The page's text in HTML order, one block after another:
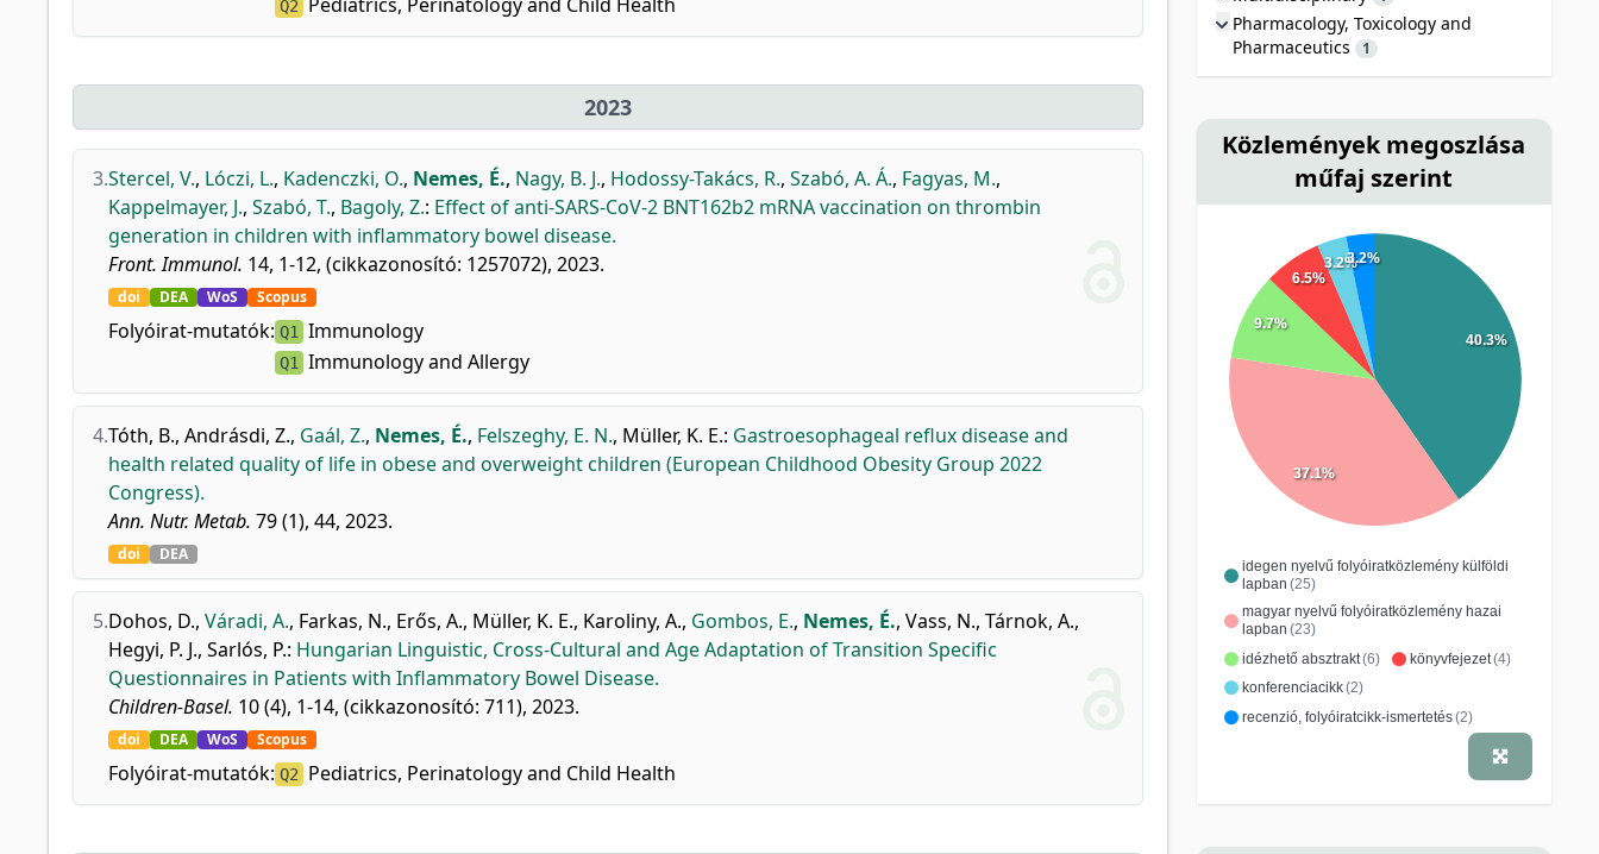
Q2
2023
3.Stercel, V., Lóczi, L., Kadenczki, O., Nemes, É., Nagy, B. J., Hodossy-Takács, R., Szabó, A. Á., Fagyas, M.,
Kappelmayer, J., Szabó, T., Bagoly, Z.: Effect of anti-SARS-CoV-2 BNT162b2 mRNA vaccination on thrombin
generation in children with inflammatory bowel disease.
Front. Immunol. 14, 1-12, (cikkazonosító: 1257072), 2023.
doi DEA WoS Scopus
Folyóirat-mutatók: Q1 Immunology
Q1 Immunology and Allergy
4.Tóth, B., Andrásdi, Z., Gaál, Z., Nemes, É., Felszeghy, E. N., Müller, K. E.: Gastroesophageal reflux disease and
health related quality of life in obese and overweight children (European Childhood Obesity Group 2022
Congress).
Ann. Nutr. Metab. 79 (1), 44, 2023.
doi DEA
5.Dohos, D., Váradi, A., Farkas, N., Erős, A., Müller, K. E., Karoliny, A., Gombos, E., Nemes, É., Vass, N., Tárnok, A.,
Hegyi, P. J., Sarlós, P.: Hungarian Linguistic, Cross-Cultural and Age Adaptation of Transition Specific
Questionnaires in Patients with Inflammatory Bowel Disease.
Children-Basel. 10 (4), 1-14, (cikkazonosító: 711), 2023.
doi DEA WoS Scopus
Folyóirat-mutatók: Q2 Pediatrics, Perinatology and Child Health
Pharmacology, Toxicology and
Pharmaceutics
1
Közlemények megoszlása
műfaj szerint
idegen nyelvű folyóiratközlemény külföldi
lapban (25)
magyar nyelvű folyóiratközlemény hazai
lapban (23)
idézhető absztrakt(6) könyvfejezet(4)
konferenciacikk(2)
recenzió, folyóiratcikk-ismertetés(2)
40.3%
37.1%
9.7%
6.5%
3.2%3.2%